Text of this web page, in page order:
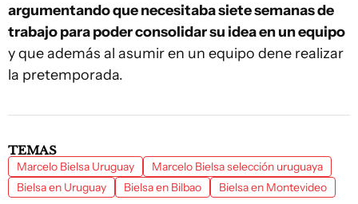
argumentando que necesitaba siete semanas de
trabajo para poder consolidar su idea en un equipo
y que además al asumir en un equipo dene realizar
la pretemporada.
TEMAS
Marcelo Bielsa Uruguay
Marcelo Bielsa selección uruguaya
Bielsa en Uruguay
Bielsa en Bilbao Bielsa en Montevideo